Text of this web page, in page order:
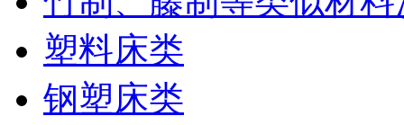
塑料床类
钢塑床类